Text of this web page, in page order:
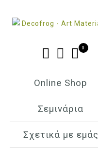
0
Online Shop
Σεμινάρια
Σχετικά με εμάς